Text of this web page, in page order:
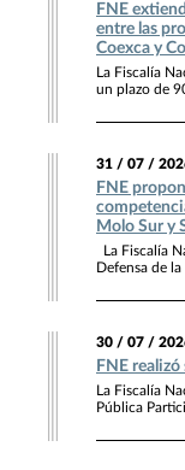
FNE
entre las
Coexca y
La Fiscalía
un plazo de
31 / 07 /
FNE
Molo Sur y
La Fiscalía
Defensa de
30 / 07 /
FNE
La Fiscalía
Pública